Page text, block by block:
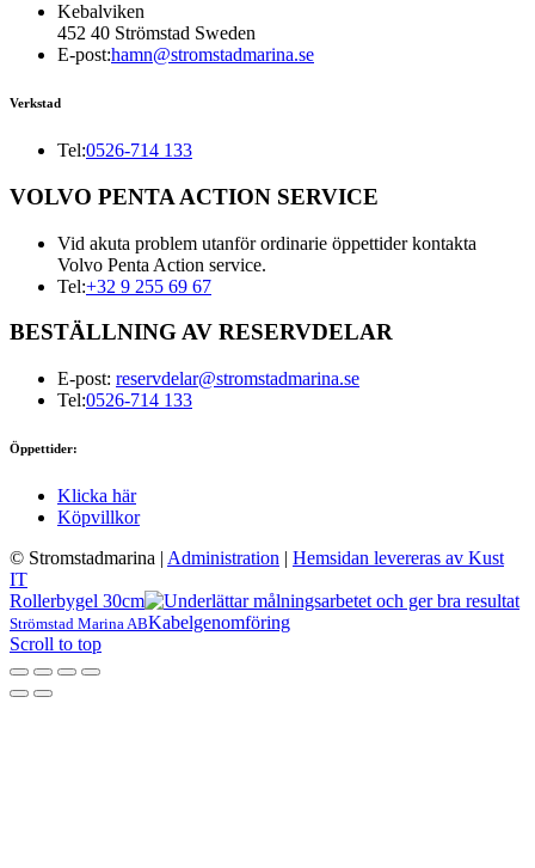
Kebalviken
452 40 Strömstad Sweden
E-post:hamn@stromstadmarina.se
Verkstad
Tel:0526-714 133
VOLVO PENTA ACTION SERVICE
Vid akuta problem utanför ordinarie öppettider kontakta
Volvo Penta Action service.
Tel:+32 9 255 69 67
BESTÄLLNING AV RESERVDELAR
E-post: reservdelar@stromstadmarina.se
Tel:0526-714 133
Öppettider:
Klicka här
Köpvillkor
© Stromstadmarina | Administration | Hemsidan levereras av Kust
IT
Rollerbygel 30cm
Strömstad Marina ABKabelgenomföring
Scroll to top